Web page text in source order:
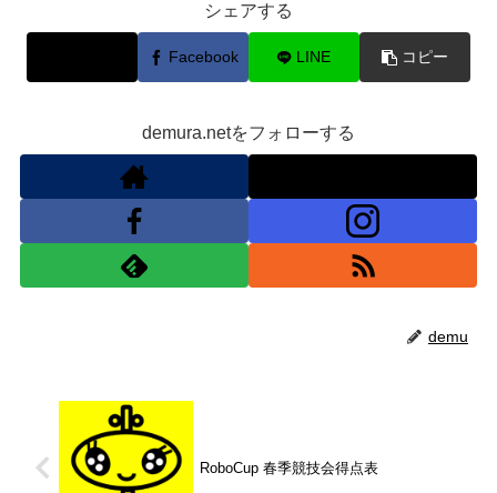
シェアする
Facebook LINE コピー
demura.netをフォローする
demu
RoboCup 春季競技会得点表